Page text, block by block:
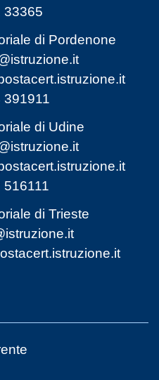
33365
di Pordenone
391911
di Udine
516111
di Trieste